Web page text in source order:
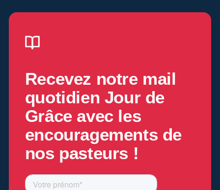
Recevez notre mail
quotidien Jour de
Grâceavec les
encouragements de
nos pasteurs !